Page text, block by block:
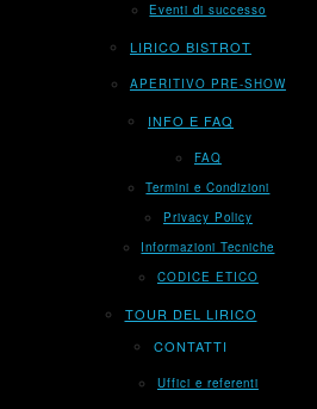
Eventi di successo
LIRICO BISTROT
APERITIVO PRE-SHOW
INFO E FAQ
FAQ
Termini e Condizioni
Privacy Policy
Informazioni Tecniche
CODICE ETICO
TOUR DEL LIRICO
CONTATTI
Uffici e referenti